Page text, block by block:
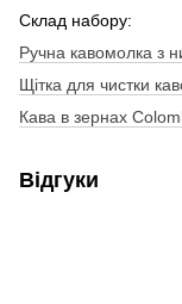
Склад набору:
Ручна кавомолка з
Щітка для чистки
Кава в зернах
Відгуки